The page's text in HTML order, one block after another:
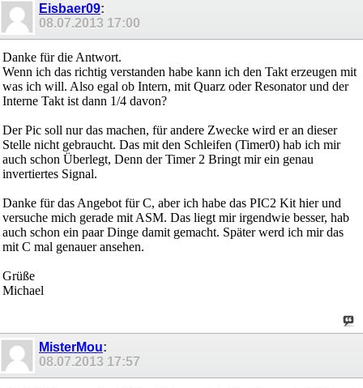
Eisbaer09:
08.07.2013 17:00
Danke für die Antwort.
Wenn ich das richtig verstanden habe kann ich den Takt erzeugen mit
was ich will. Also egal ob Intern, mit Quarz oder Resonator und der
Interne Takt ist dann 1/4 davon?
Der Pic soll nur das machen, für andere Zwecke wird er an dieser
Stelle nicht gebraucht. Das mit den Schleifen (Timer0) hab ich mir
auch schon Überlegt, Denn der Timer 2 Bringt mir ein genau
invertiertes Signal.
Danke für das Angebot für C, aber ich habe das PIC2 Kit hier und
versuche mich gerade mit ASM. Das liegt mir irgendwie besser, hab
auch schon ein paar Dinge damit gemacht. Später werd ich mir das
mit C mal genauer ansehen.
Grüße
Michael
MisterMou:
08.07.2013 17:57